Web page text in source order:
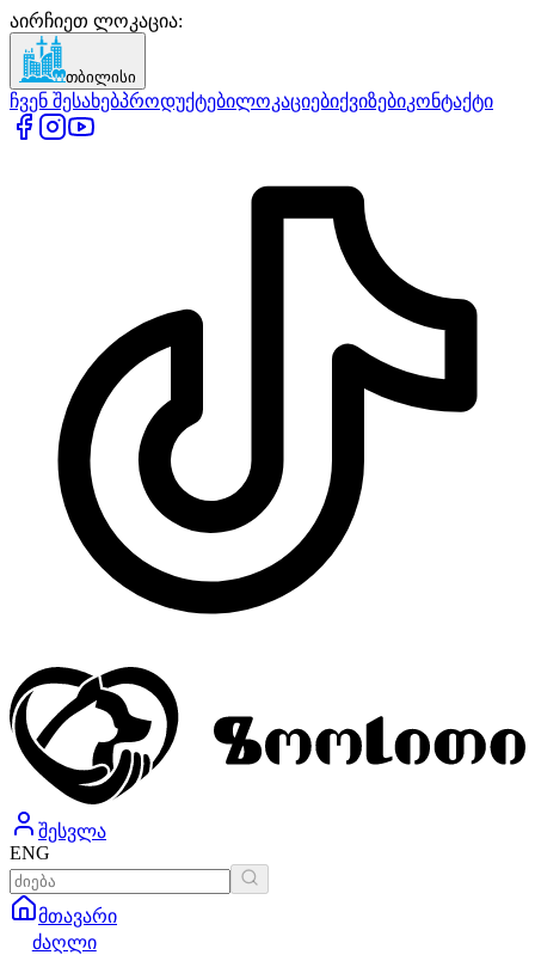
აირჩიეთ ლოკაცია:
თბილისი
ჩვენ შესახებპროდუქტებილოკაციებიქვიზებიკონტაქტი
შესვლა
ENG
მთავარი
ძაღლი